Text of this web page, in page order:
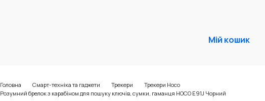
Мій кошик
Головна Смарт-техніка та гаджети Трекери
Трекери Hoco
Розумний брелок з карабіном для пошуку ключів, сумки, гаманця HOCO E91J Чорний